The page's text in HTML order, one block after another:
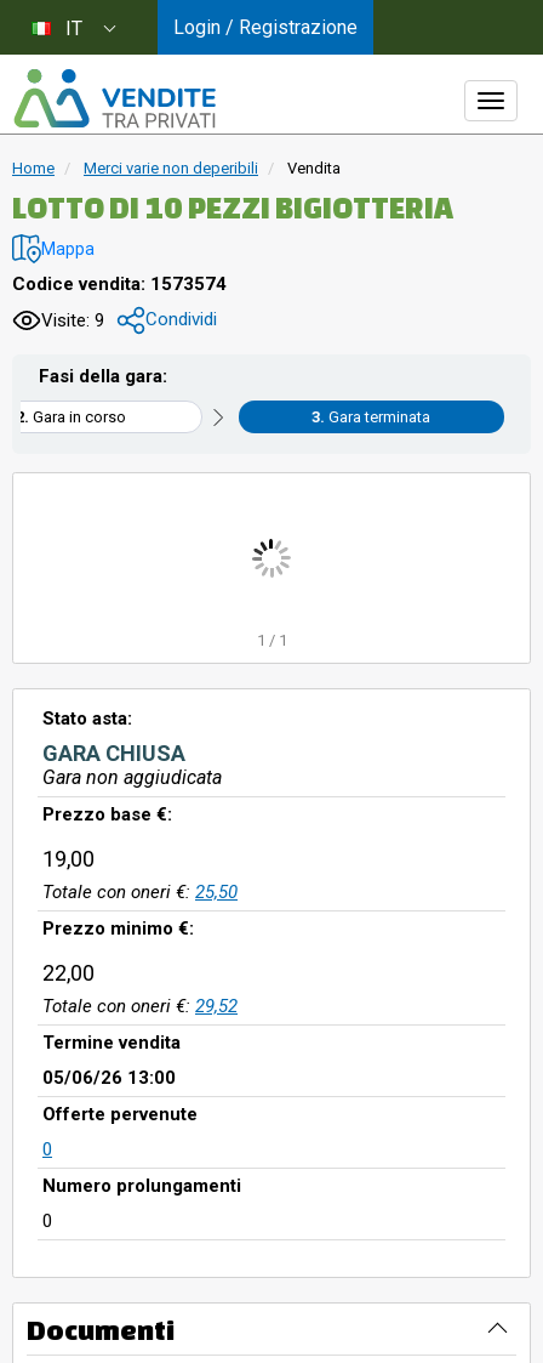
Home Merci varie non deperibili Vendita
LOTTO DI 10 PEZZI BIGIOTTERIA
Mappa
Codice vendita: 1573574
Visite: 9
Condividi
Fasi della gara:
Gara in corso Gara terminata
1 / 1
Stato asta:
GARA CHIUSA
Gara non aggiudicata
Prezzo base €:
19,00
Totale con oneri €: 25,50
Prezzo minimo €:
22,00
Totale con oneri €: 29,52
Termine vendita
05/06/26 13:00
Offerte pervenute
0
Numero prolungamenti
0
Documenti
IT Login / Registrazione